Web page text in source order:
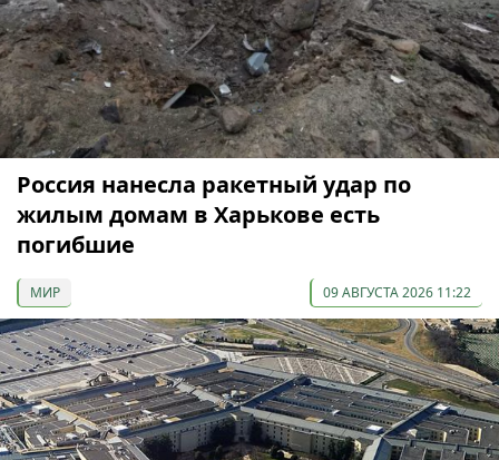
Россия нанесла ракетный удар по
жилым домам в Харькове есть
погибшие
МИР 09 АВГУСТА 2026 11:22